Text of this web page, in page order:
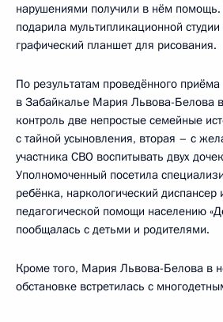
нарушениями получили в нём
подарила мультипликационной
графический планшет для рисования.
По результатам проведённого
в Забайкалье Мария Львова-Белова
контроль две непростые семейные
с тайной усыновления, вторая – с
участника СВО воспитывать двух
Уполномоченный посетила
ребёнка, наркологический диспансер
педагогической помощи населению
пообщалась с детьми и родителями.
Кроме того, Мария Львова-Белова в
обстановке встретилась с